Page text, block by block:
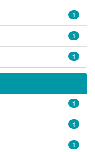
1
1
1
1
1
1